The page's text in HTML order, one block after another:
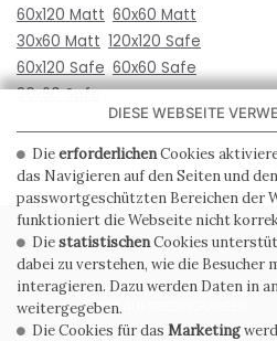
60x120 Matt 60x60 Matt
30x60 Matt 120x120 Safe
60x120 Safe 60x60 Safe
30x60 Safe
PRIVACY POLICY
ALLGEMEINE
VERKAUFSBEDINGUNGEN
DIESE WEBSEITE
DieerforderlichenCookies
das Navigieren auf den Seiten und
passwortgeschützten Bereichen der
funktioniert die Webseite nicht
DiestatistischenCookies
dabei zu verstehen, wie die Besucher
interagieren. Dazu werden Daten in
weitergegeben.
Die Cookies für das Marketing